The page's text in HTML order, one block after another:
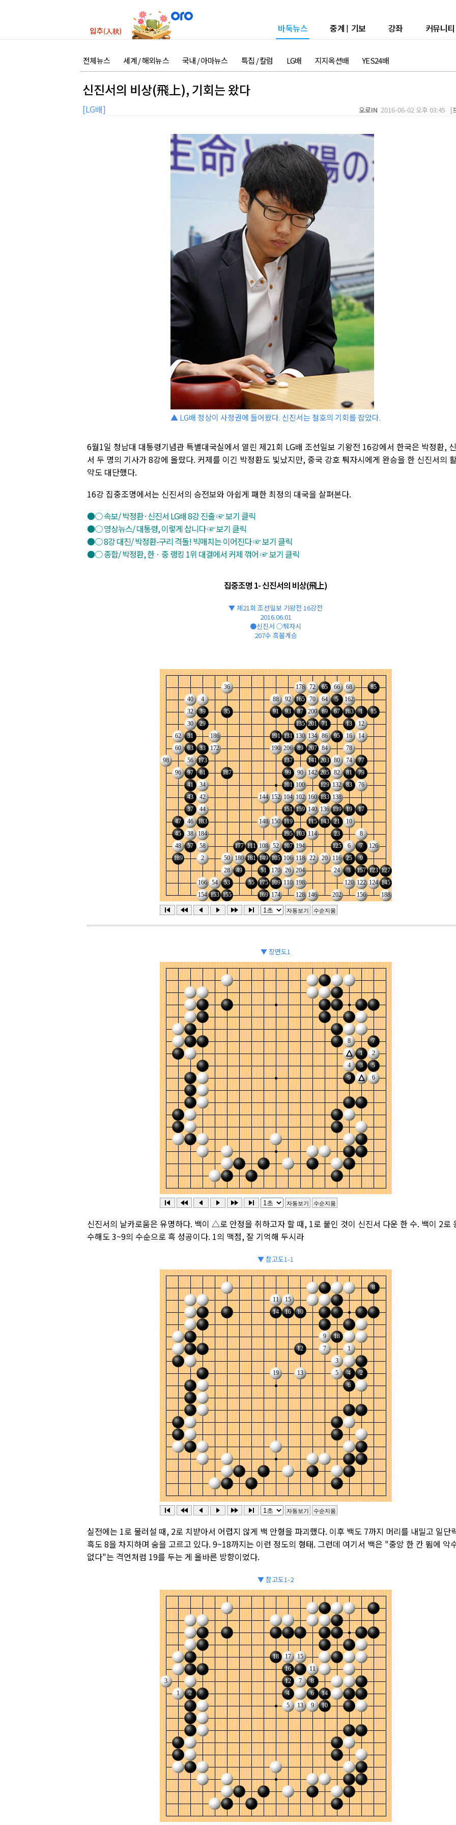
바둑뉴스 중계 | 기보 강좌 커뮤니티
전체뉴스 세계 / 해외뉴스 국내 / 아마뉴스 특집 / 칼럼 LG배 지지옥션배 YES24배
신진서의 비상(飛上), 기회는 왔다
[LG배] 오로IN 2016-06-02 오후 03:45 [
▲ LG배 정상이 사정권에 들어왔다. 신진서는 절호의 기회를 잡았다.
6월1일 청남대 대통령기념관 특별대국실에서 열린 제21회 LG배 조선일보 기왕전 16강에서 한국은 박정환,
서 두 명의 기사가 8강에 올랐다. 커제를 이긴 박정환도 빛났지만, 중국 강호 퉈자시에게 완승을 한 신진서의
약도 대단했다.
16강 집중조명에서는 신진서의 승전보와 아쉽게 패한 최정의 대국을 살펴본다.
●○ 속보/ 박정환·신진서 LG배 8강 진출 ☞ 보기 클릭
●○ 영상뉴스/ 대통령, 이렇게 삽니다 ☞ 보기 클릭
●○ 8강 대진/ 박정환-구리 격돌! 빅매치는 이어진다 ☞ 보기 클릭
●○ 종합/ 박정환, 한ㆍ중 랭킹 1위 대결에서 커제 꺾어 ☞ 보기 클릭
집중조명 1- 신진서의 비상(飛上)
▼ 제21회 조선일보 기왕전 16강전
2016.06.01
●신진서 ○퉈자시
207수 흑불계승
▼ 장면도1
신진서의 날카로움은 유명하다. 백이 △로 안정을 취하고자 할 때, 1로 붙인 것이 신진서 다운 한 수. 백이 2로
수해도 3~9의 수순으로 흑 성공이다. 1의 맥점, 잘 기억해 두시라
▼ 참고도1-1
실전에는 1로 물러설 때, 2로 치받아서 어렵지 않게 백 안형을 파괴했다. 이후 백도 7까지 머리를 내밀고 일단
흑도 8을 차지하며 숨을 고르고 있다. 9~18까지는 이런 정도의 형태. 그런데 여기서 백은 "중앙 한 칸 뜀에 악
없다"는 격언처럼 19를 두는 게 올바른 방향이었다.
▼ 참고도1-2